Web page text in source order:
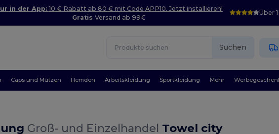
in der App: 10 € Rabatt ab 80 € mit Code APP10. Jetzt installieren!
Gratis Versand ab 99€
Über
Suchen
Caps und Mützen Hemden Arbeitskleidung Sportkleidung Mehr
Groß- und Einzelhandel Towel city